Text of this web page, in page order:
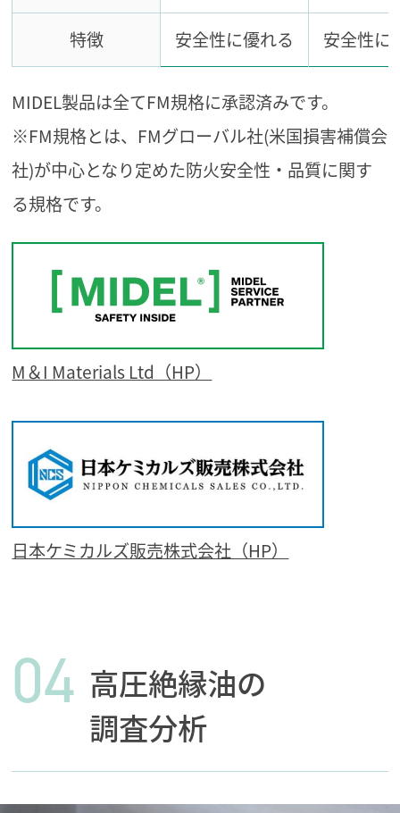
特徴 安全性に優れる 安全性に
MIDEL製品は全てFM規格に承認済みです。
※FM規格とは、FMグローバル社(米国損害補償会
社)が中心となり定めた防火安全性・品質に関す
る規格です。
M＆I Materials Ltd（HP）
日本ケミカルズ販売株式会社（HP）
04 高圧絶縁油の
調査分析